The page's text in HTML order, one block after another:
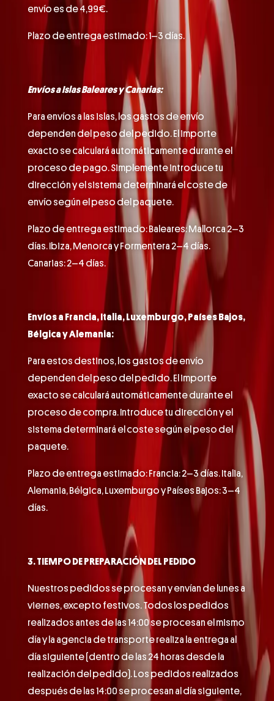
envío es de 4,99€.
Plazo de entrega estimado: 1–3 días.
Envíos a Islas Baleares y Canarias:
Para envíos a las islas, los gastos de envío
dependen del peso del pedido. El importe
exacto se calculará automáticamente durante el
proceso de pago. Simplemente introduce tu
dirección y el sistema determinará el coste de
envío según el peso del paquete.
Plazo de entrega estimado: Baleares: Mallorca 2–3
días. Ibiza, Menorca y Formentera 2–4 días.
Canarias: 2–4 días.
Envíos a Francia, Italia, Luxemburgo, Países Bajos,
Bélgica y Alemania:
Para estos destinos, los gastos de envío
dependen del peso del pedido. El importe
exacto se calculará automáticamente durante el
proceso de compra. Introduce tu dirección y el
sistema determinará el coste según el peso del
paquete.
Plazo de entrega estimado: Francia: 2–3 días. Italia,
Alemania, Bélgica, Luxemburgo y Países Bajos: 3–4
días.
3. TIEMPO DE PREPARACIÓN DEL PEDIDO
Nuestros pedidos se procesan y envían de lunes a
viernes, excepto festivos. Todos los pedidos
realizados antes de las 14:00 se procesan el mismo
día y la agencia de transporte realiza la entrega al
día siguiente (dentro de las 24 horas desde la
realización del pedido). Los pedidos realizados
después de las 14:00 se procesan al día siguiente,